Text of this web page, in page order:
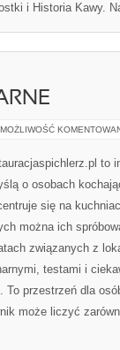
i Historia Kawy.
MOŻLIWOŚĆ
to
o osobach
się na
można ich
związanych z
testami i
przestrzeń dla
może liczyć